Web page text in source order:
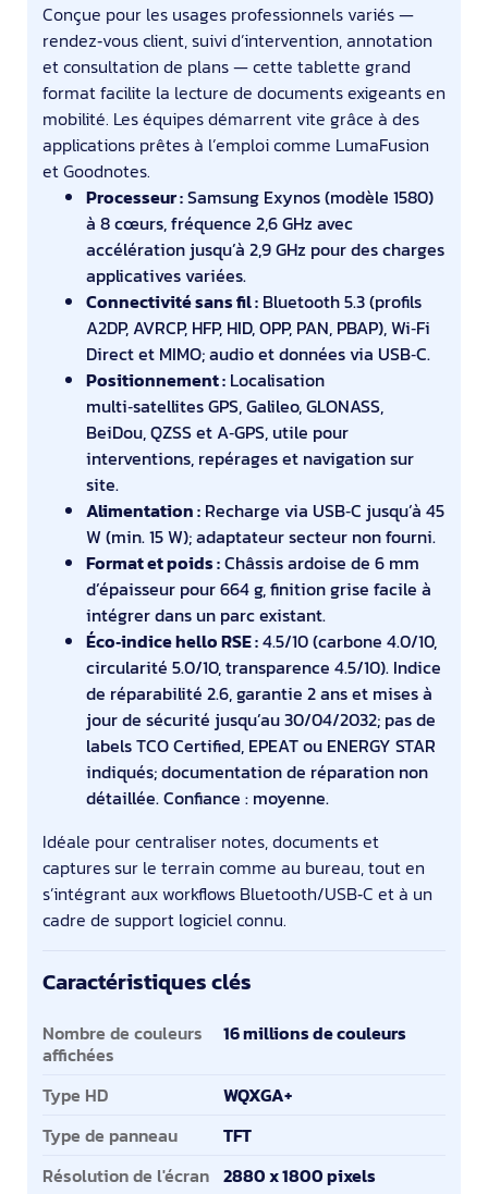
Conçue pour les usages professionnels variés —
rendez‑vous client, suivi d’intervention, annotation
et consultation de plans — cette tablette grand
format facilite la lecture de documents exigeants en
mobilité. Les équipes démarrent vite grâce à des
applications prêtes à l’emploi comme LumaFusion
et Goodnotes.
Processeur :Samsung Exynos (modèle 1580)
à 8 cœurs, fréquence 2,6 GHz avec
accélération jusqu’à 2,9 GHz pour des charges
applicatives variées.
Connectivité sans fil : Bluetooth 5.3 (profils
A2DP, AVRCP, HFP, HID, OPP, PAN, PBAP), Wi‑Fi
Direct et MIMO; audio et données via USB‑C.
Positionnement : Localisation
multi‑satellites GPS, Galileo, GLONASS,
BeiDou, QZSS et A‑GPS, utile pour
interventions, repérages et navigation sur
site.
Alimentation : Recharge via USB‑C jusqu’à 45
W (min. 15 W); adaptateur secteur non fourni.
Format et poids :Châssis ardoise de 6 mm
d’épaisseur pour 664 g, finition grise facile à
intégrer dans un parc existant.
Éco‑indice hello RSE :4.5/10 (carbone 4.0/10,
circularité 5.0/10, transparence 4.5/10). Indice
de réparabilité 2.6, garantie 2 ans et mises à
jour de sécurité jusqu’au 30/04/2032; pas de
labels TCO Certified, EPEAT ou ENERGY STAR
indiqués; documentation de réparation non
détaillée. Confiance : moyenne.
Idéale pour centraliser notes, documents et
captures sur le terrain comme au bureau, tout en
s’intégrant aux workflows Bluetooth/USB‑C et à un
cadre de support logiciel connu.
Caractéristiques clés
Caractéristiques clés
Nombre de couleurs
affichées
16 millions de couleurs
Type HD
WQXGA+
Type de panneau
TFT
Résolution de l'écran 2880 x 1800 pixels